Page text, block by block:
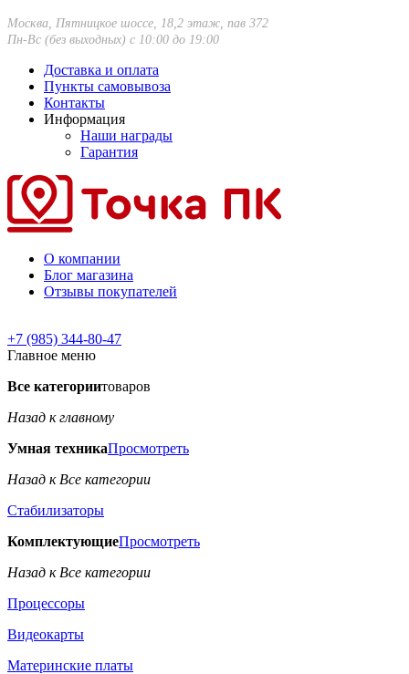
Москва, Пятницкое шоссе, 18,2 этаж, пав 372
Пн-Вс (без выходных) с 10:00 до 19:00
Доставка и оплата
Пункты самовывоза
Контакты
Информация
Наши награды
Гарантия
О компании
Блог магазина
Отзывы покупателей
+7 (985) 344-80-47
Главное меню
Все категориитоваров
Назад к главному
Умная техникаПросмотреть
Назад к Все категории
Стабилизаторы
КомплектующиеПросмотреть
Назад к Все категории
Процессоры
Видеокарты
Материнские платы